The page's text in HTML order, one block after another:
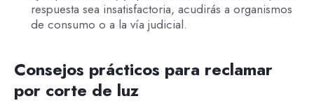
respuesta sea insatisfactoria, acudirás a organismos
de consumo o a la vía judicial.
Consejos prácticos para reclamar
por corte de luz